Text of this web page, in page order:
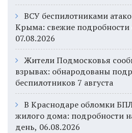
ВСУ беспилотниками
Крыма: свежие подробности
07.08.2026
Жители Подмосковья
взрывах: обнародованы
беспилотников 7 августа
В Краснодаре обломки
жилого дома: подробности
день, 06.08.2026